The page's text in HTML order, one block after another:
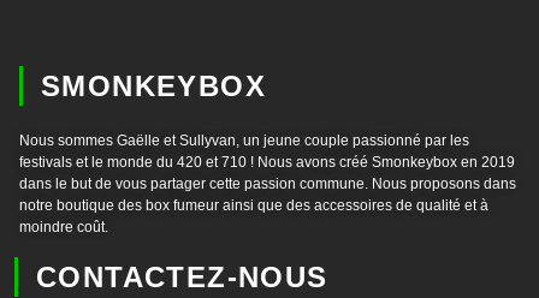
SMONKEYBOX
Nous sommes Gaëlle et Sullyvan, un jeune couple passionné par les
festivals et le monde du 420 et 710 ! Nous avons créé Smonkeybox en 2019
dans le but de vous partager cette passion commune. Nous proposons dans
notre boutique des box fumeur ainsi que des accessoires de qualité et à
moindre coût.
CONTACTEZ-NOUS